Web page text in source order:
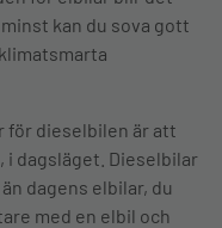
kan du sova gott
för dieselbilen är att
i dagsläget. Dieselbilar
dagens elbilar, du
med en elbil och